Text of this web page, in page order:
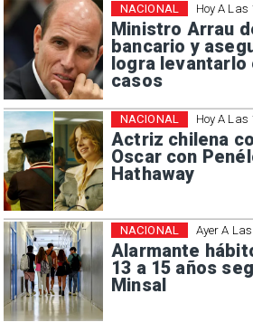
Hoy A Las
Ministro Arrau
bancario y
logra levantarlo
casos
NACIONAL
Hoy A Las
Actriz chilena
Oscar con
Hathaway
NACIONAL
Ayer A
Alarmante
13 a 15 años
Minsal
NACIONAL